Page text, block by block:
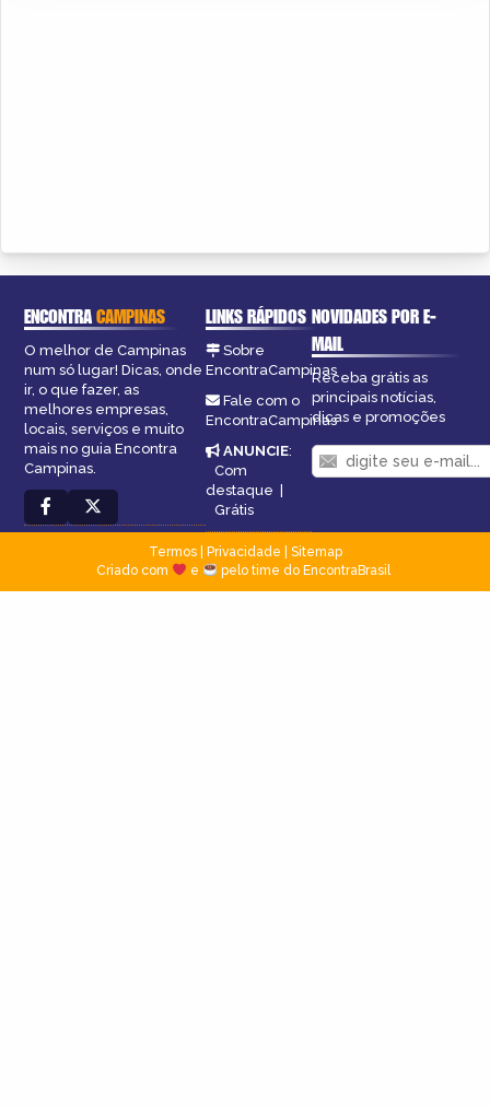
ENCONTRACAMPINAS
O melhor de Campinas
num só lugar! Dicas, onde
ir, o que fazer, as
melhores empresas,
locais, serviços e muito
mais no guia Encontra
Campinas.
LINKS RÁPIDOS
Sobre
EncontraCampinas
Fale com o
EncontraCampinas
ANUNCIE:
Com
destaque |
Grátis
NOVIDADES POR E-
MAIL
Receba grátis as
principais notícias,
dicas e promoções
Termos| Privacidade
Sitemap
Criado com
e pelo time do EncontraBrasil